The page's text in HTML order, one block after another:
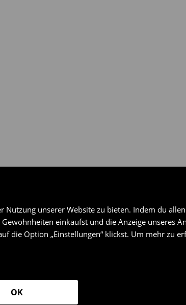
unserer Website zu bieten. Indem du
einkaufst und die Anzeige unseres
die Option „Einstellungen“ klickst. Um mehr zu
OK